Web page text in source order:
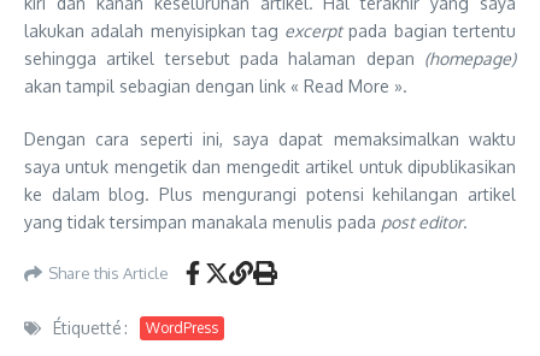
lakukan adalah menyisipkan tag excerptpada bagian tertentu
sehingga artikel tersebut pada halaman depan (homepage)
akan tampil sebagian dengan link « Read More ».
Dengan cara seperti ini, saya dapat memaksimalkan waktu
saya untuk mengetik dan mengedit artikel untuk dipublikasikan
ke dalam blog. Plus mengurangi potensi kehilangan artikel
yang tidak tersimpan manakala menulis pada post editor.
Share this Article
Étiquetté : WordPress